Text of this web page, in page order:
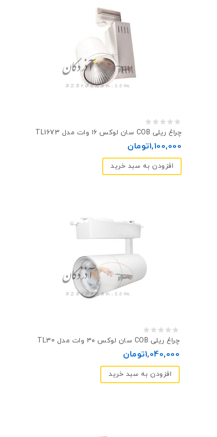
0
چراغ ریلی COB سان لوکس ۱۶ وات مدل TL1673
1,100,000تومان
افزودن به سبد خرید
0
چراغ ریلی COB سان لوکس ۳۰ وات مدل TL30
1,040,000تومان
افزودن به سبد خرید